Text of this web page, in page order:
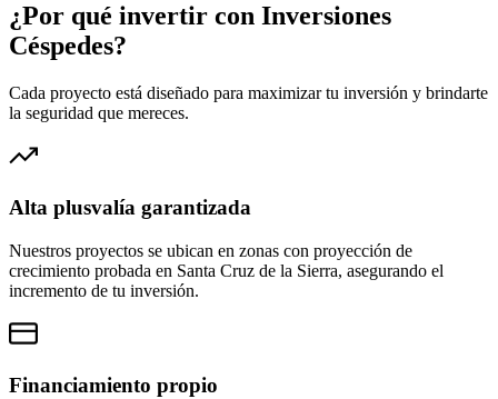
¿Por qué invertir con Inversiones
Céspedes?
Cada proyecto está diseñado para maximizar tu inversión y brindarte
la seguridad que mereces.
Alta plusvalía garantizada
Nuestros proyectos se ubican en zonas con proyección de
crecimiento probada en Santa Cruz de la Sierra, asegurando el
incremento de tu inversión.
Financiamiento propio